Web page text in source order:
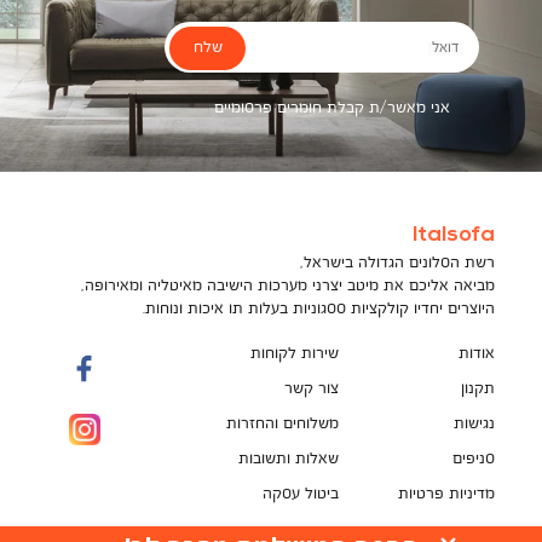
דואל
אני מאשר/ת קבלת חומרים פרסומיים
שלח
Italsofa
רשת הסלונים הגדולה בישראל,
מביאה אליכם את מיטב יצרני מערכות הישיבה מאיטליה ומאירופה,
היוצרים יחדיו קולקציות ססגוניות בעלות תו איכות ונוחות.
אודות
תקנון
נגישות
סניפים
מדיניות פרטיות
שירות לקוחות
צור קשר
משלוחים והחזרות
שאלות ותשובות
ביטול עסקה
תקנון מועדון לקוחות